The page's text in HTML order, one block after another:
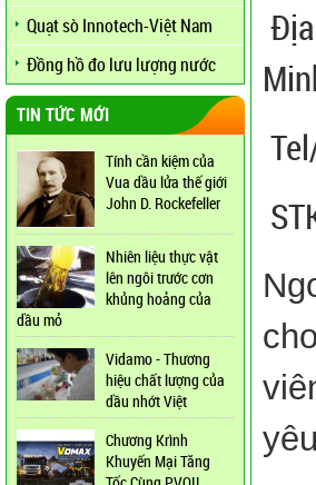
Quạt sò Innotech-Việt Nam
Đồng hồ đo lưu lượng nước
TIN TỨC MỚI
Tính cần kiệm của
Vua dầu lửa thế giới
John D. Rockefeller
Nhiên liệu thực vật
lên ngôi trước cơn
khủng hoảng của
dầu mỏ
Vidamo - Thương
hiệu chất lượng của
dầu nhớt Việt
Chương Krình
Khuyến Mại Tăng